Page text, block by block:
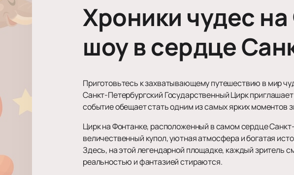
Хроники чудес
шоу в сердце
Приготовьтесь к захватывающему путешествию в мир
Санкт-Петербургский Государственный Цирк
событие обещает стать одним из самых ярких моментов
Цирк на Фонтанке, расположенный в самом сердце
величественный купол, уютная атмосфера и богатая
Здесь, на этой легендарной площадке, каждый зритель
реальностью и фантазией стираются.